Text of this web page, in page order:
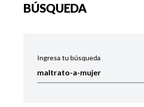
BÚSQUEDA
Ingresa tu búsqueda